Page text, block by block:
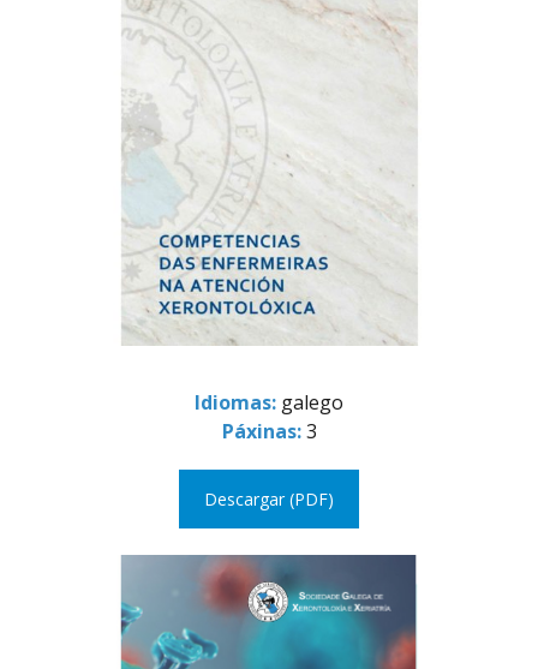
Idiomas: galego
Páxinas:3
Descargar (PDF)